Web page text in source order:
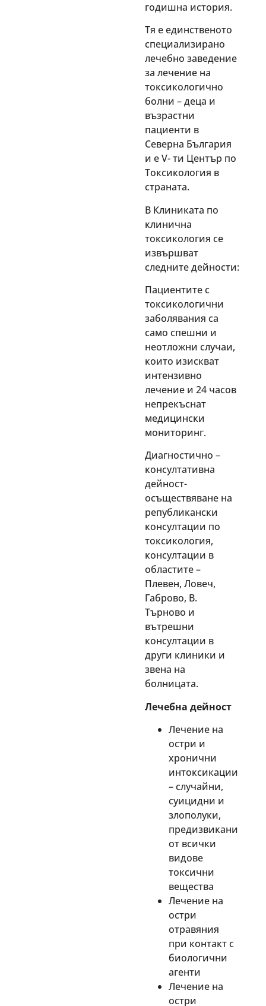
годишна история.
Тя е единственото
специализирано
лечебно заведение
за лечение на
токсикологично
болни – деца и
възрастни
пациенти в
Северна България
и е V- ти Център по
Токсикология в
страната.
В Клиниката по
клинична
токсикология се
извършват
следните дейности:
Пациентите с
токсикологични
заболявания са
само спешни и
неотложни случаи,
които изискват
интензивно
лечение и 24 часов
непрекъснат
медицински
мониторинг.
Диагностично –
консултативна
дейност-
осъществяване на
републикански
консултации по
токсикология,
консултации в
областите –
Плевен, Ловеч,
Габрово, В.
Търново и
вътрешни
консултации в
други клиники и
звена на
болницата.
Лечебна дейност
Лечение на
остри и
хронични
интоксикации
– случайни,
суицидни и
злополуки,
предизвикани
от всички
видове
токсични
вещества
Лечение на
остри
отравяния
при контакт с
биологични
агенти
Лечение на
остри